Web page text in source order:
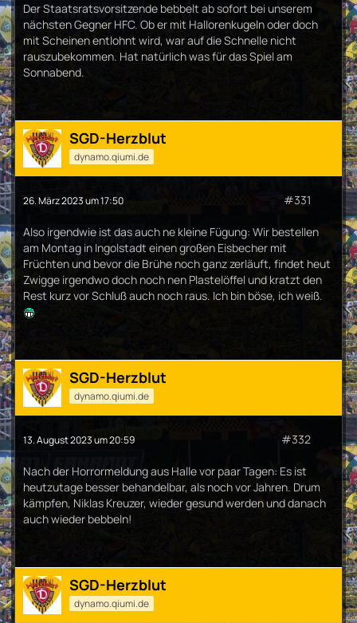
Der Staatsratsvorsitzende bebbelt ab sofort bei unserem
nächsten Gegner HFC. Ob er mit Hallorenkugeln oder doch
mit Scheinen entlohnt wird, war auf die Schnelle nicht
rauszubekommen. Hat natürlich was für das Spiel am
Sonnabend.
SGD-Herzblut
dynamo.qiumi.de
26. März 2023 um 17:50 #331
Also irgendwie ist das auch ne kleine Fügung: Wir bestellen
am Montag in Ingolstadt einen großen Eisbecher mit
Früchten und bevor die Brühe noch ganz zerläuft, findet heut
Zwigge irgendwo doch noch nen Plastelöffel und kratzt den
Rest kurz vor Schluß auch noch raus. Ich bin böse, ich weiß.
SGD-Herzblut
dynamo.qiumi.de
13. August 2023 um 20:59 #332
Nach der Horrormeldung aus Halle vor paar Tagen: Es ist
heutzutage besser behandelbar, als noch vor Jahren. Drum
kämpfen, Niklas Kreuzer, wieder gesund werden und danach
auch wieder bebbeln!
SGD-Herzblut
dynamo.qiumi.de